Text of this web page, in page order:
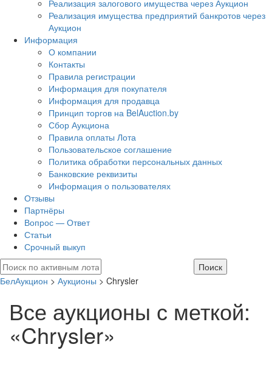
Реализация залогового имущества через Аукцион
Реализация имущества предприятий банкротов через
Аукцион
Информация
О компании
Контакты
Правила регистрации
Информация для покупателя
Информация для продавца
Принцип торгов на BelAuction.by
Сбор Аукциона
Правила оплаты Лота
Пользовательское соглашение
Политика обработки персональных данных
Банковские реквизиты
Информация о пользователях
Отзывы
Партнёры
Вопрос — Ответ
Статьи
Срочный выкуп
БелАукцион > Аукционы > Chrysler
Все аукционы с меткой:
«Chrysler»